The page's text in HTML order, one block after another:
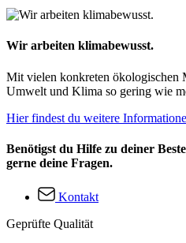
Wir arbeiten klimabewusst.
Mit vielen konkreten ökologischen
Umwelt und Klima so gering wie
Hier findest du weitere
Benötigst du Hilfe zu deiner
gerne deine Fragen.
Kontakt
Geprüfte Qualität